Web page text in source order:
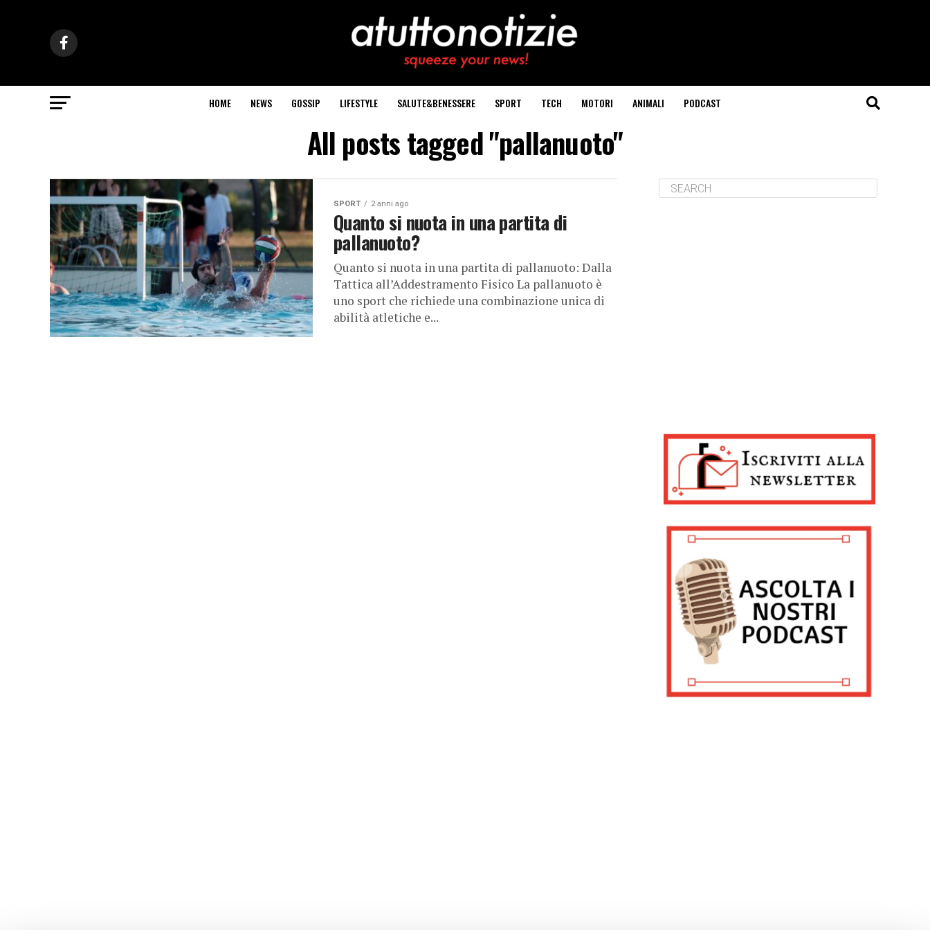
HOME NEWS GOSSIP LIFESTYLE SALUTE&BENESSERE SPORT TECH MOTORI ANIMALI PODCAST
All posts tagged "pallanuoto"
SPORT 2 anni ago
Quanto si nuota in una partita di
pallanuoto?
Quanto si nuota in una partita di pallanuoto: Dalla
Tattica all’Addestramento Fisico La pallanuoto è
uno sport che richiede una combinazione unica di
abilità atletiche e...